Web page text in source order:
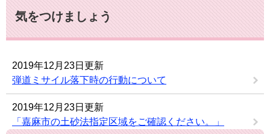
気をつけましょう
2019年12月23日更新
弾道ミサイル落下時の行動について
2019年12月23日更新
「嘉麻市の土砂法指定区域をご確認ください。」